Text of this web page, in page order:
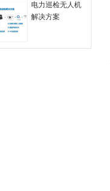
电力巡检无人机
解决方案